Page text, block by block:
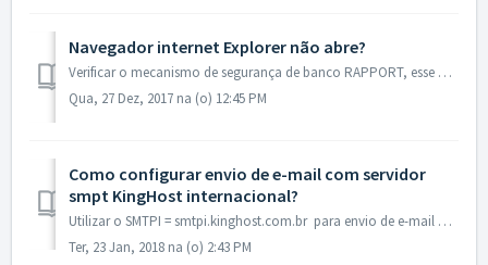
Navegador internet Explorer não abre?
Verificar o mecanismo de segurança de banco RAPPORT, esse aplicativo pode impedir a abertura do navegador IE. Finalizar o processo dessa ferramenta e tentar...
Qua, 27 Dez, 2017 na (o) 12:45 PM
Como configurar envio de e-mail com servidor
smpt KingHost internacional?
Utilizar o SMTPI = smtpi.kinghost.com.br para envio de e-mail para servidores internacional.
Ter, 23 Jan, 2018 na (o) 2:43 PM